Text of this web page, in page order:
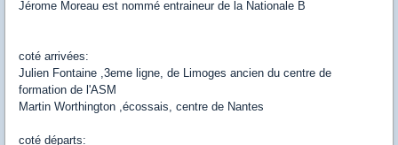
Jérome Moreau est nommé entraineur de la Nationale B
coté arrivées:
Julien Fontaine ,3eme ligne, de Limoges ancien du centre de
formation de l'ASM
Martin Worthington ,écossais, centre de Nantes
coté départs: